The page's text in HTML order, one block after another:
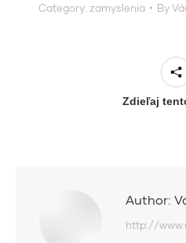
Category: zamyslenia By
Zdieľaj
Author:
http://